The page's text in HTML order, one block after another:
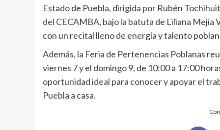
Estado de Puebla, dirigida por Rubén
del CECAMBA, bajo la batuta de Liliana Mejía
con un recital lleno de energía y talento
Además, la Feria de Pertenencias Poblanas
viernes 7 y el domingo 9, de 10:00 a 17:00
oportunidad ideal para conocer y apoyar el
Puebla a casa.